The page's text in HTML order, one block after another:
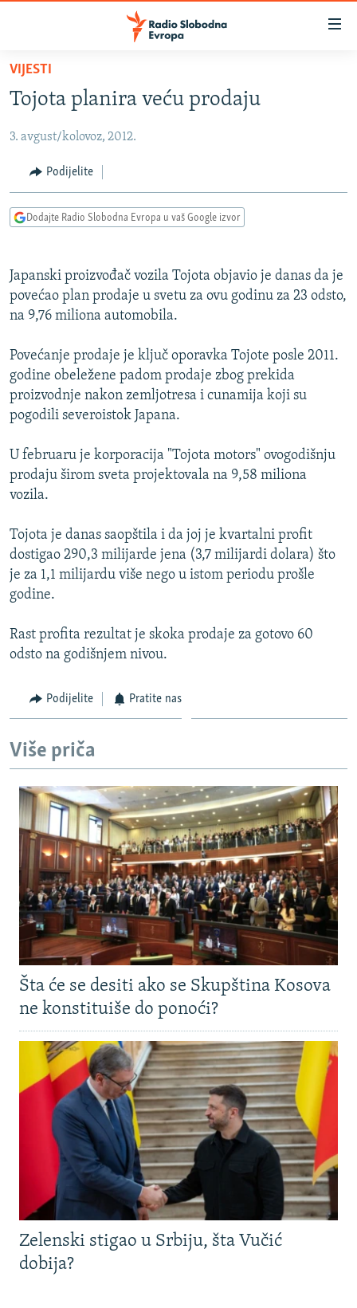
Pređite
glavni
Pređite
Pređite
BOSNA I HERCEGOVINA
SRBIJA
KOSOVO
VIZUELNO
FOTOGALERIJE
INFOGRAFIKE
RAT U UKRAJINI
KINA NA BALKANU
ISPRIČAJ MI
DNEVNO@RSE
VIŠE OD NASLOVA
GENOCID U SREBRENICI
TV LIBERTY
POST SCRIPTUM
MOJA EVROPA
TRI DECENIJE OD RATA U BIH
SVE KARTE DEJTONA
PRATITE NAS
Sve RFE/RL stranice
VIJESTI
Tojota planira veću prodaju
3. avgust/kolovoz, 2012.
Podijelite
Dodajte Radio Slobodna Evropa u vaš Google izvor
Japanski proizvođač vozila Tojota objavio je danas da je
povećao plan prodaje u svetu za ovu godinu za 23 odsto,
na 9,76 miliona automobila.
Povećanje prodaje je ključ oporavka Tojote posle 2011.
godine obeležene padom prodaje zbog prekida
proizvodnje nakon zemljotresa i cunamija koji su
pogodili severoistok Japana.
U februaru je korporacija "Tojota motors" ovogodišnju
prodaju širom sveta projektovala na 9,58 miliona
vozila.
Tojota je danas saopštila i da joj je kvartalni profit
dostigao 290,3 milijarde jena (3,7 milijardi dolara) što
je za 1,1 milijardu više nego u istom periodu prošle
godine.
Rast profita rezultat je skoka prodaje za gotovo 60
odsto na godišnjem nivou.
Podijelite Pratite nas
Više priča
Šta će se desiti ako se Skupština Kosova
ne konstituiše do ponoći?
Zelenski stigao u Srbiju, šta Vučić
dobija?